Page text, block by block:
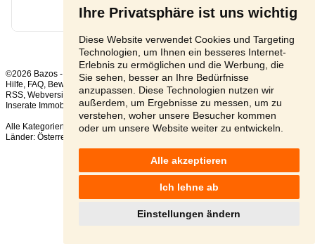
Ihre Privatsphäre ist uns wichtig
Diese Website verwendet Cookies und Targeting
Technologien, um Ihnen ein besseres Internet-
Erlebnis zu ermöglichen und die Werbung, die
Sie sehen, besser an Ihre Bedürfnisse
anzupassen. Diese Technologien nutzen wir
außerdem, um Ergebnisse zu messen, um zu
verstehen, woher unsere Besucher kommen
oder um unsere Website weiter zu entwickeln.
Alle akzeptieren
Ich lehne ab
Einstellungen ändern
©2026 Bazos -
Kleinanzeigen, Bazar
Hilfe, FAQ, Bewertung , Nutzungsbedingungen Datenschutzerklärung
RSS,
Inserate Immobilien gesamt:21, in 24 Stunden:1
Alle Kategorien
Beliebte Suchen
Länder: Österreich